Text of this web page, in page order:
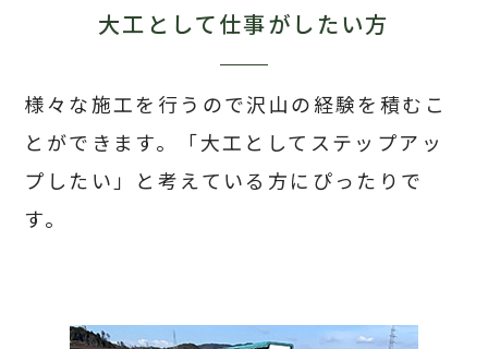
大工として仕事がしたい方
様々な施工を行うので沢山の経験を積むこ
とができます。
「大工としてステップアッ
プしたい」と 考えている方にぴったりで
す。